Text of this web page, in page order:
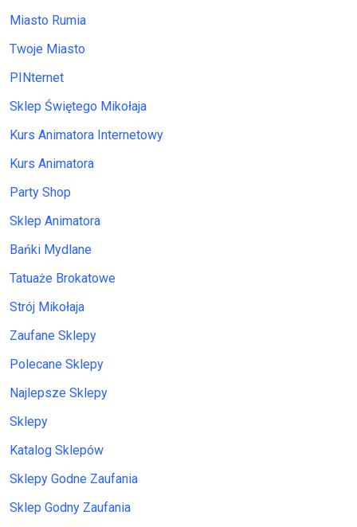
Miasto Rumia
Twoje Miasto
PINternet
Sklep Świętego Mikołaja
Kurs Animatora Internetowy
Kurs Animatora
Party Shop
Sklep Animatora
Bańki Mydlane
Tatuaże Brokatowe
Strój Mikołaja
Zaufane Sklepy
Polecane Sklepy
Najlepsze Sklepy
Sklepy
Katalog Sklepów
Sklepy Godne Zaufania
Sklep Godny Zaufania